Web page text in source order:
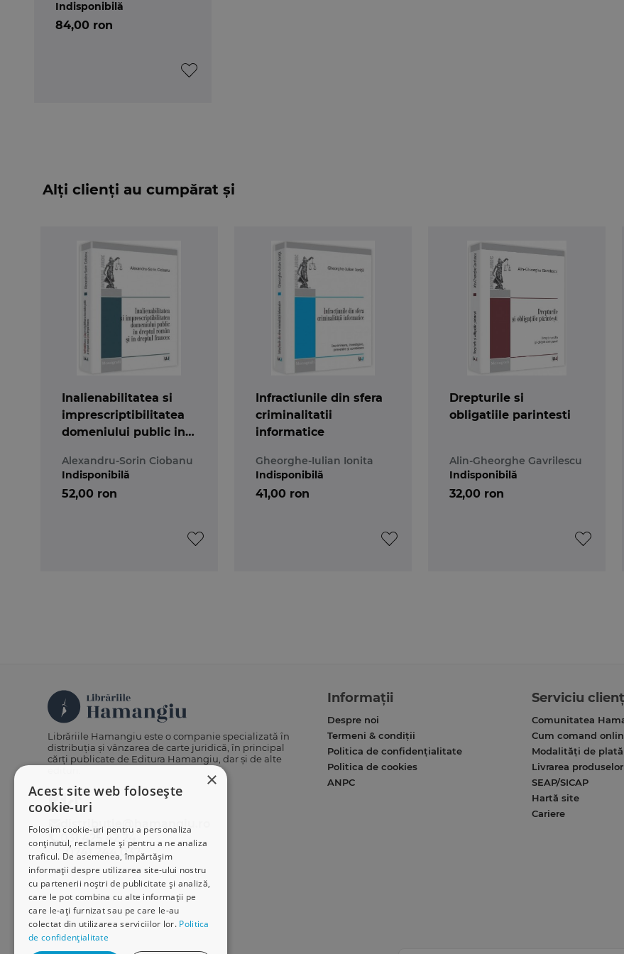
84,00 ron
Indisponibilă
Alți clienți au cumpărat și
Inalienabilitatea si
imprescriptibilitatea
domeniului public in
dreptul francez
Alexandru-Sorin Ciobanu
52,00 ron
Indisponibilă
Infractiunile din sfera
criminalitatii
informatice
Gheorghe-Iulian Ionita
41,00 ron
Indisponibilă
Drepturile si
obligatiile parintesti
Alin-Gheorghe Gavrilescu
32,00 ron
Indisponibilă
×
Acest site web folosește
cookie-uri
Folosim cookie-uri pentru a personaliza
conținutul, reclamele și pentru a ne analiza
traficul. De asemenea, împărtășim
informații despre utilizarea site-ului nostru
cu partenerii noștri de publicitate și analiză,
care le pot combina cu alte informații pe
care le-ați furnizat sau pe care le-au
colectat din utilizarea serviciilor lor. Politica
de confidențialitate
Librăriile Hamangiu este o companie specializată în
distribuția și vânzarea de carte juridică, în principal
cărți publicate de Editura Hamangiu, dar și de alte
distributie@hamangiu.ro
031 425 42 24
0741 244 032
Informații
Despre noi
Termeni & condiții
Politica de confidențialitate
Politica de cookies
ANPC
Serviciu
Comunitatea
Cum comand
Modalități de plată
Livrarea produselor
SEAP/SICAP
Hartă site
Cariere